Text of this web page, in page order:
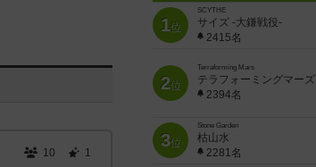
10 1
1位
SCYTHE
サイズ -大鎌戦役-
2415名
2位
Terraforming Mars
テラフォーミングマーズ
2394名
3位
Stone Garden
枯山水
2281名